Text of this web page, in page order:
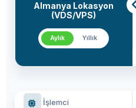
Almanya Lokasyon
(VDS/VPS)
Aylık Yıllık
İşlemci